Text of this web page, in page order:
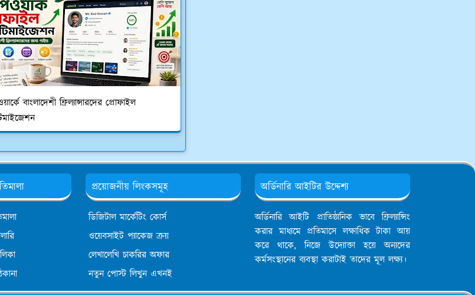
বাংলাদেশী ফ্রিল্যান্সারদের প্রোফাইল
প্রয়োজনীয় লিংকসমূহ
ডিজিটাল মার্কেটিং কোর্স
ওয়েবসাইট প্যাকেজ ক্রয়
লেখালেখি চাকরির অফার
নতুন পোস্ট লিখুন এখনই
অর্ডিনারি আইটির উদ্দেশ্য
অর্ডিনারি আইটি প্রাতিষ্ঠানিক ভাবে ফ্রিল্যান্সিং
করার মাধ্যমে প্রতিমাসে লক্ষাধিক টাকা আয়
করে থাকে, নিজে উদ্যোক্তা হয়ে অন্যদের
কর্মসংস্থানের ব্যবস্থা করাটাই তাদের মূল লক্ষ্য।